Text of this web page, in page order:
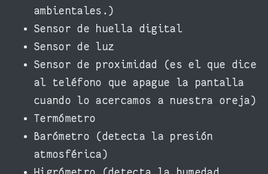
ambientales.)
Sensor de huella digital
Sensor de luz
Sensor de proximidad (es el que dice
al teléfono que apague la pantalla
cuando lo acercamos a nuestra oreja)
Termómetro
Barómetro (detecta la presión
atmosférica)